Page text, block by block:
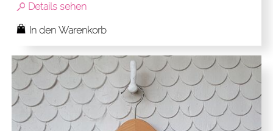
Details sehen